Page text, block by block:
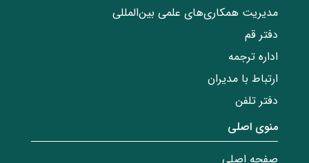
مدیریت همکاری‌های علمی بین‌المللی
دفتر قم
اداره ترجمه
ارتباط با مدیران
دفتر تلفن
منوی اصلی
صفحه اصلی